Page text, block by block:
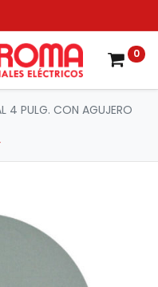
0
4 PULG. CON AGUJERO